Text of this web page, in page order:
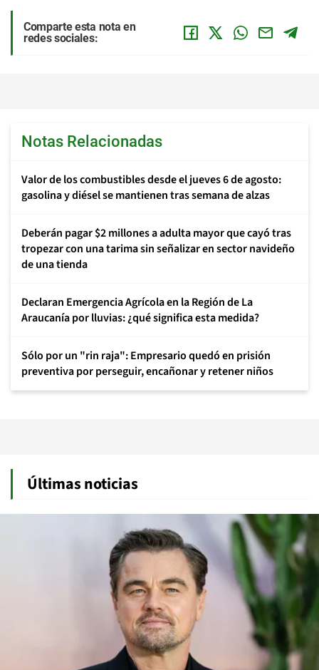
Comparte esta nota en
redes sociales:
Notas Relacionadas
Valor de los combustibles desde el jueves 6 de agosto:
gasolina y diésel se mantienen tras semana de alzas
Deberán pagar $2 millones a adulta mayor que cayó tras
tropezar con una tarima sin señalizar en sector navideño
de una tienda
Declaran Emergencia Agrícola en la Región de La
Araucanía por lluvias: ¿qué significa esta medida?
Sólo por un "rin raja": Empresario quedó en prisión
preventiva por perseguir, encañonar y retener niños
Últimas noticias